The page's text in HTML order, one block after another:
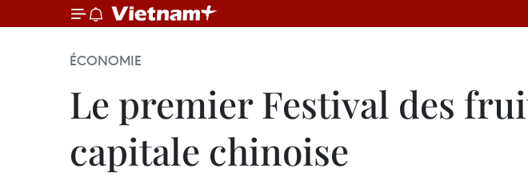
ÉCONOMIE
Le premier Festival des
capitale chinoise